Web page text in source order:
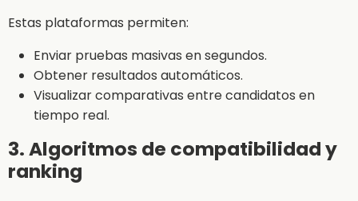
Estas plataformas permiten:
Enviar pruebas masivas en segundos.
Obtener resultados automáticos.
Visualizar comparativas entre candidatos en
tiempo real.
3. Algoritmos de compatibilidad y
ranking